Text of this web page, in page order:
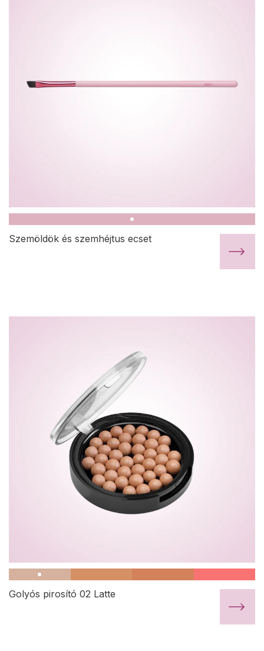
Szemöldök és szemhéjtus ecset
Golyós pirosító 02 Latte